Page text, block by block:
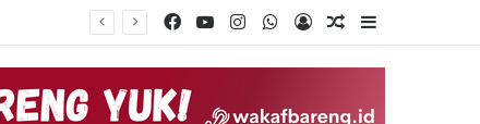
Facebook
YouTubeInstagramWhatsApp
Log InRandom Article
Sidebar